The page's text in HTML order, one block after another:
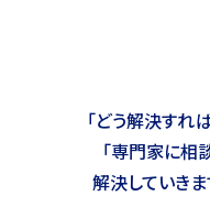
「どう解決すれ
「専門家に相
解決していきま